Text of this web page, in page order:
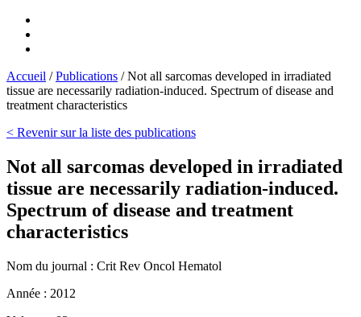
Accueil /Publications /Not all sarcomas developed in irradiated
tissue are necessarily radiation-induced. Spectrum of disease and
treatment characteristics
< Revenir sur la liste des publications
Not all sarcomas developed in irradiated
tissue are necessarily radiation-induced.
Spectrum of disease and treatment
characteristics
Nom du journal : Crit Rev Oncol Hematol
Année : 2012